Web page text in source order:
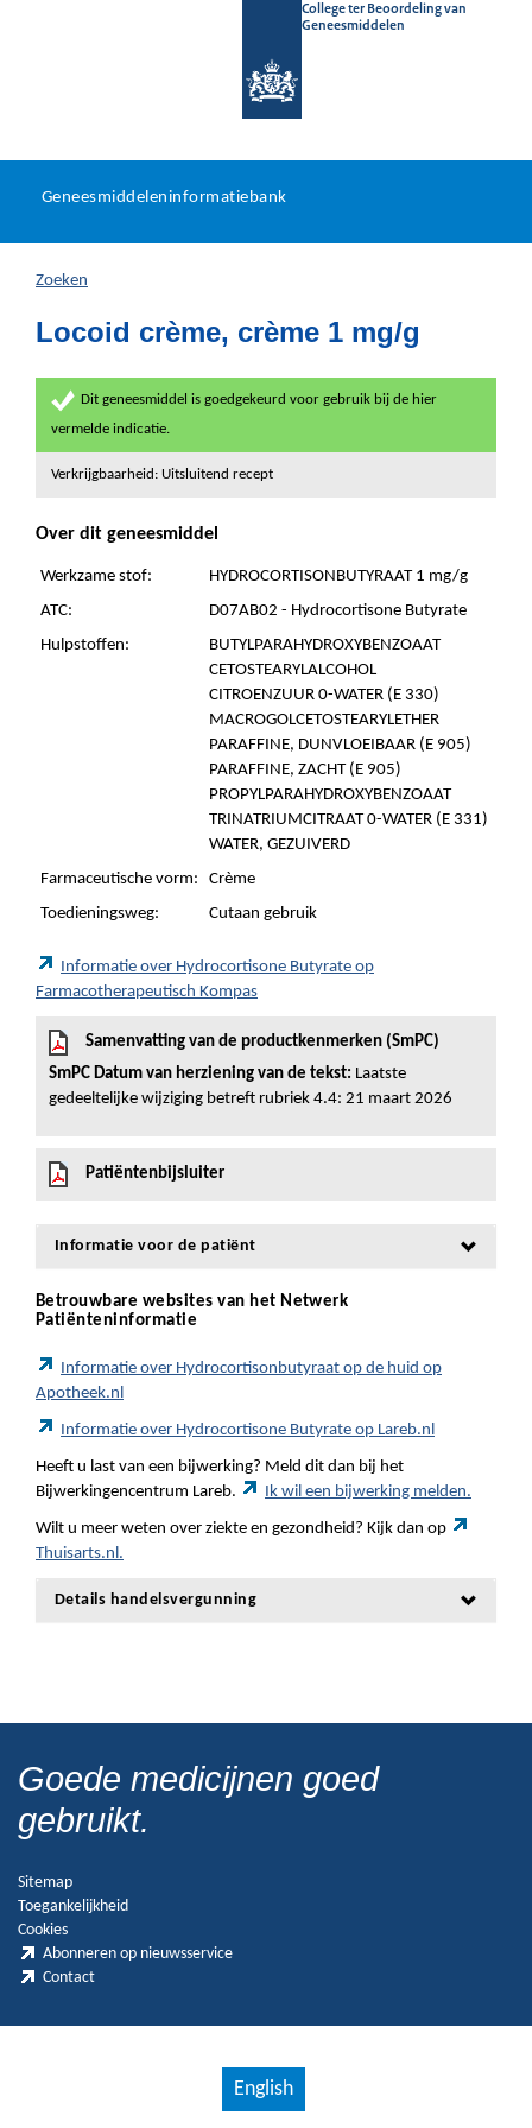
College ter Beoordeling van
Geneesmiddelen
U
hier:
Geneesmiddeleninformatiebank
Zoeken
Locoid crème, crème 1 mg/g
Dit geneesmiddel is goedgekeurd voor gebruik bij de hier
vermelde indicatie.
Verkrijgbaarheid: Uitsluitend recept
Over dit geneesmiddel
Werkzame stof:
HYDROCORTISONBUTYRAAT 1 mg/g
ATC:
D07AB02 - Hydrocortisone Butyrate
Hulpstoffen:
BUTYLPARAHYDROXYBENZOAAT
CETOSTEARYLALCOHOL
CITROENZUUR 0-WATER (E 330)
MACROGOLCETOSTEARYLETHER
PARAFFINE, DUNVLOEIBAAR (E 905)
PARAFFINE, ZACHT (E 905)
PROPYLPARAHYDROXYBENZOAAT
TRINATRIUMCITRAAT 0-WATER (E 331)
WATER, GEZUIVERD
Farmaceutische vorm:
Crème
Toedieningsweg:
Cutaan gebruik
Informatie over Hydrocortisone Butyrate op
Farmacotherapeutisch Kompas
Samenvatting van de productkenmerken (SmPC)
SmPC Datum van herziening van de tekst: Laatste
gedeeltelijke wijziging betreft rubriek 4.4: 21 maart 2026
Patiëntenbijsluiter
Informatie voor de patiënt
Betrouwbare websites van het Netwerk
Patiënteninformatie
Informatie over Hydrocortisonbutyraat op de huid op
Apotheek.nl
Informatie over Hydrocortisone Butyrate op Lareb.nl
Heeft u last van een bijwerking? Meld dit dan bij het
Bijwerkingencentrum Lareb.
Ik wil een bijwerking melden.
Wilt u meer weten over ziekte en gezondheid? Kijk dan op
Thuisarts.nl.
Details handelsvergunning
Goede medicijnen goed
gebruikt.
Sitemap
Toegankelijkheid
Cookies
Abonneren op nieuwsservice
Contact
English